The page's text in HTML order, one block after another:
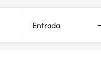
Entrada